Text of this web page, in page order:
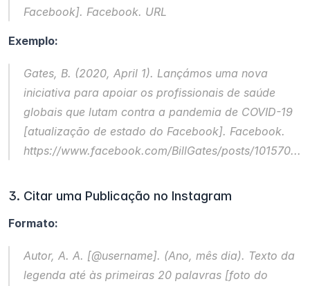
Facebook]. Facebook. URL
Exemplo:
Gates, B. (2020, April 1). Lançámos uma nova
iniciativa para apoiar os profissionais de saúde
globais que lutam contra a pandemia de COVID-19
[atualização de estado do Facebook]. Facebook.
https://www.facebook.com/BillGates/posts/101570...
3. Citar uma Publicação no Instagram
Formato:
Autor, A. A. [@username]. (Ano, mês dia). Texto da
legenda até às primeiras 20 palavras [foto do